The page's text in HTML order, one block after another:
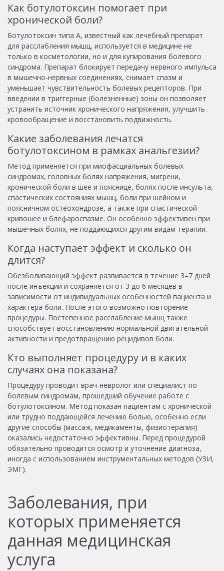
Как ботулотоксин помогает при
хронической боли?
Ботулотоксин типа A, известный как лечебный препарат
для расслабления мышц, используется в медицине не
только в косметологии, но и для купирования болевого
синдрома. Препарат блокирует передачу нервного импульса
в мышечно-нервных соединениях, снимает спазм и
уменьшает чувствительность болевых рецепторов. При
введении в триггерные (болезненные) зоны он позволяет
устранить источник хронического напряжения, улучшить
кровообращение и восстановить подвижность.
Какие заболевания лечатся
ботулотоксином в рамках анальгезии?
Метод применяется при миофасциальных болевых
синдромах, головных болях напряжения, мигрени,
хронической боли в шее и пояснице, болях после инсульта,
спастических состояниях мышц, боли при шейном и
поясничном остеохондрозе, а также при спастической
кривошее и блефароспазме. Он особенно эффективен при
мышечных болях, не поддающихся другим видам терапии.
Когда наступает эффект и сколько он
длится?
Обезболивающий эффект развивается в течение 3–7 дней
после инъекции и сохраняется от 3 до 6 месяцев в
зависимости от индивидуальных особенностей пациента и
характера боли. После этого возможно повторение
процедуры. Постепенное расслабление мышц также
способствует восстановлению нормальной двигательной
активности и предотвращению рецидивов боли.
Кто выполняет процедуру и в каких
случаях она показана?
Процедуру проводит врач-невролог или специалист по
болевым синдромам, прошедший обучение работе с
ботулотоксином. Метод показан пациентам с хронической
или трудно поддающейся лечению болью, особенно если
другие способы (массаж, медикаменты, физиотерапия)
оказались недостаточно эффективны. Перед процедурой
обязательно проводится осмотр и уточнение диагноза,
иногда с использованием инструментальных методов (УЗИ,
ЭМГ).
Заболевания, при
которых применяется
данная медицинская
услуга